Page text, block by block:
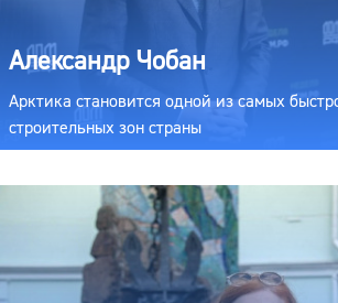
Александр Чобан
Арктика становится одной из самых
строительных зон страны